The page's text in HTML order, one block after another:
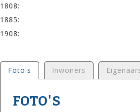
1808:
1885:
1908:
Foto's Inwoners
FOTO'S